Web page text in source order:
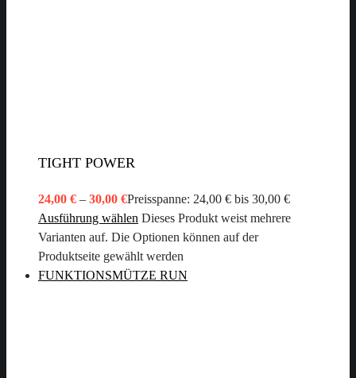
TIGHT POWER
24,00 € – 30,00 €Preisspanne: 24,00 € bis 30,00 €
Ausführung wählen Dieses Produkt weist mehrere
Varianten auf. Die Optionen können auf der
Produktseite gewählt werden
FUNKTIONSMÜTZE RUN